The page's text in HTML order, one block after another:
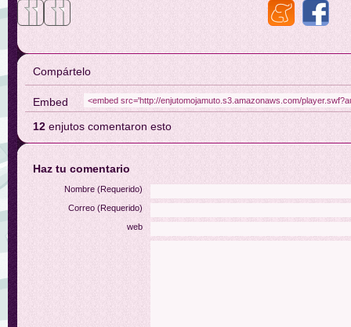
Compártelo
Embed
12 enjutos comentaron esto
Haz tu comentario
Nombre (Requerido)
Correo (Requerido)
web